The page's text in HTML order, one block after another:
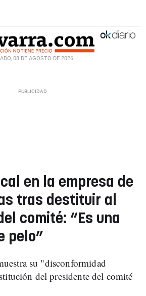
08 DE AGOSTO DE 2026
en la empresa de
tras destituir al
comité: “Es una
pelo”
su "disconformidad
del presidente del comité